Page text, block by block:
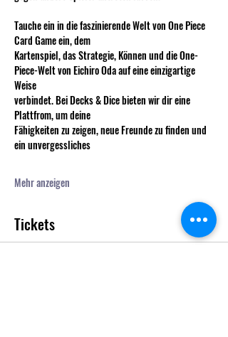
Tauche ein in die faszinierende Welt von One Piece
Card Game ein, dem
Kartenspiel, das Strategie, Können und die One-
Piece-Welt von Eichiro Oda auf eine einzigartige
Weise
verbindet. Bei Decks & Dice bieten wir dir eine
Plattfrom, um deine
Fähigkeiten zu zeigen, neue Freunde zu finden und
ein unvergessliches
Mehr anzeigen
Tickets